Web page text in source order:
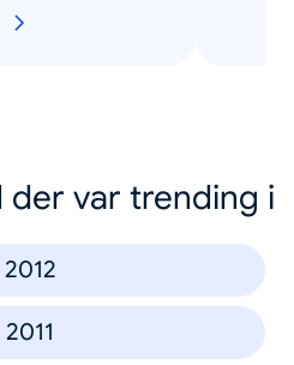
der var trending i
2012
2011